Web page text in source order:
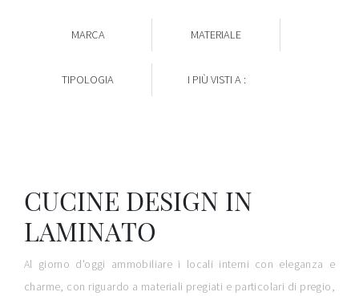
MARCA MATERIALE
TIPOLOGIA I PIÙ VISTI A :
CUCINE DESIGN IN
LAMINATO
Al giorno d'oggi ammobiliare i locali interni con eleganza e
charme, con riguardo a materiali pregiati e particolari di pregio,